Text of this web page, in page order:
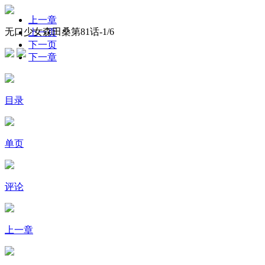
无口少女森田桑第81话-1/6
上一章
上一页
下一页
下一章
目录
单页
评论
上一章